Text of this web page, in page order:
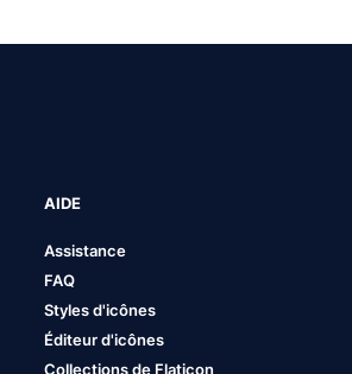
AIDE
Assistance
FAQ
Styles d'icônes
Éditeur d'icônes
Collections de Flaticon